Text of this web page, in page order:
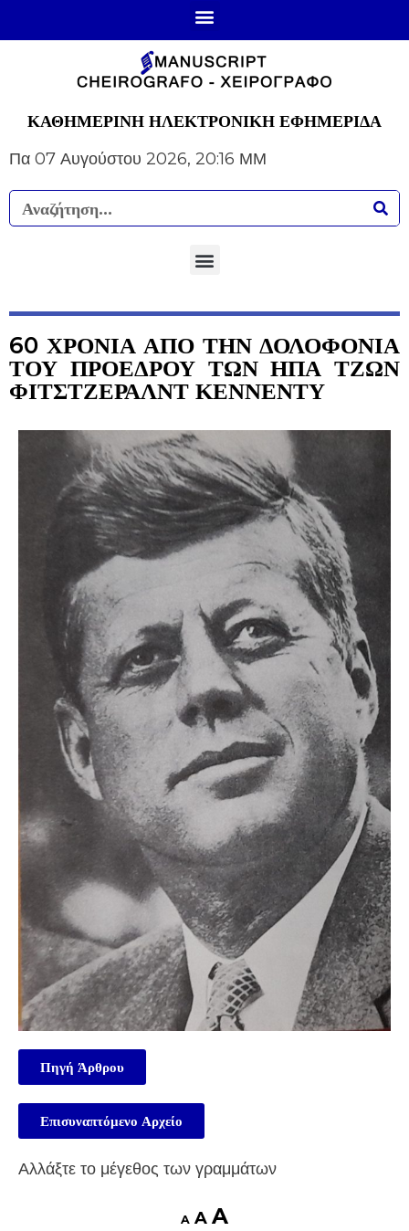
ΚΑΘΗΜΕΡΙΝΗ ΗΛΕΚΤΡΟΝΙΚΗ ΕΦΗΜΕΡΙΔΑ
Πα 07 Αυγούστου 2026, 20:16 ΜΜ
60 ΧΡΟΝΙΑ ΑΠΟ ΤΗΝ ΔΟΛΟΦΟΝΙΑ
ΤΟΥ ΠΡΟΕΔΡΟΥ ΤΩΝ ΗΠΑ ΤΖΩΝ
ΦΙΤΣΤΖΕΡΑΛΝΤ ΚΕΝΝΕΝΤΥ
Πηγή Άρθρου
Επισυναπτόμενο Αρχείο
Αλλάξτε το μέγεθος των γραμμάτων
A A A